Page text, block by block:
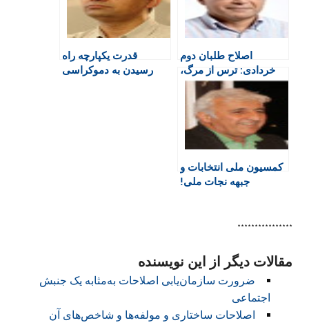
m
r
i
n
p
p
r
i
e
اصلاح طلبان دوم
خردادی: ترس از مرگ،
راضی به خودکشی
قدرت یکپارچه راه
رسیدن به دموکراسی
کمسیون ملی انتخابات و
جبهه نجات ملی!
****************
مقالات دیگر از این نویسنده
ضرورت سازمان‌یابی اصلاحات به‌مثابه یک جنبش
اجتماعی
اصلاحات ساختاری و مولفه‌ها و شاخص‌های آن